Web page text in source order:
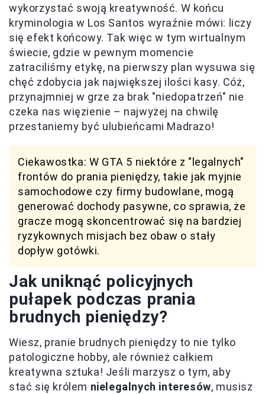
wykorzystać swoją kreatywność. W końcu
kryminologia w Los Santos wyraźnie mówi: liczy
się efekt końcowy. Tak więc w tym wirtualnym
świecie, gdzie w pewnym momencie
zatraciliśmy etykę, na pierwszy plan wysuwa się
chęć zdobycia jak największej ilości kasy. Cóż,
przynajmniej w grze za brak "niedopatrzeń" nie
czeka nas więzienie – najwyżej na chwilę
przestaniemy być ulubieńcami Madrazo!
Ciekawostka: W GTA 5 niektóre z "legalnych"
frontów do prania pieniędzy, takie jak myjnie
samochodowe czy firmy budowlane, mogą
generować dochody pasywne, co sprawia, że
gracze mogą skoncentrować się na bardziej
ryzykownych misjach bez obaw o stały
dopływ gotówki.
Jak uniknąć policyjnych
pułapek podczas prania
brudnych pieniędzy?
Wiesz, pranie brudnych pieniędzy to nie tylko
patologiczne hobby, ale również całkiem
kreatywna sztuka! Jeśli marzysz o tym, aby
stać się królem nielegalnych interesów, musisz